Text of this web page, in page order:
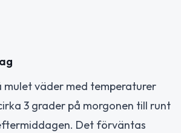
mulet väder med temperaturer
3 grader på morgonen till runt
Det förväntas